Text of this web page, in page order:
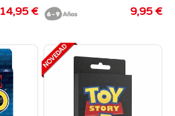
14,95 € 9,95 €